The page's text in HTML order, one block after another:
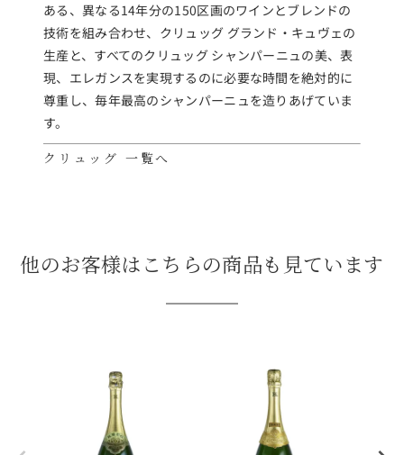
ある、異なる14年分の150区画のワインとブレンドの
技術を組み合わせ、クリュッグ グランド・キュヴェの
生産と、すべてのクリュッグ シャンパーニュの美、表
現、エレガンスを実現するのに必要な時間を絶対的に
尊重し、毎年最高のシャンパーニュを造りあげていま
す。
クリュッグ 一覧へ
他のお客様はこちらの商品も見ています